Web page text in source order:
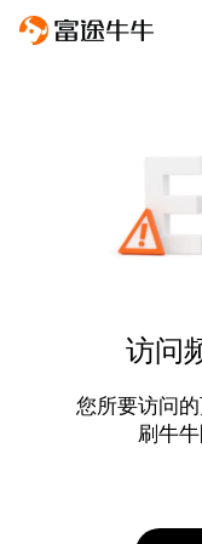
访问
您所要访问
刷牛